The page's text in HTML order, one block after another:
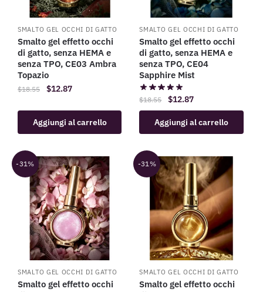
SMALTO GEL OCCHI DI GATTO
Smalto gel effetto occhi
di gatto, senza HEMA e
senza TPO, CE03 Ambra
Topazio
$18.55 $12.87
Aggiungi al carrello
SMALTO GEL OCCHI DI GATTO
Smalto gel effetto occhi
di gatto, senza HEMA e
senza TPO, CE04
Sapphire Mist
$18.55 $12.87
Aggiungi al carrello
-31%
SMALTO GEL OCCHI DI GATTO
Smalto gel effetto occhi
-31%
SMALTO GEL OCCHI DI GATTO
Smalto gel effetto occhi